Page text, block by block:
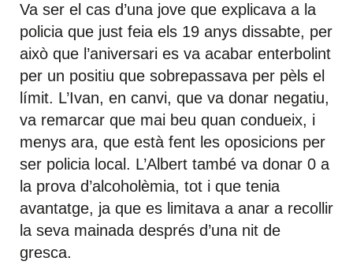
Va ser el cas d’una jove que explicava a la
policia que just feia els 19 anys dissabte, per
això que l’aniversari es va acabar enterbolint
per un positiu que sobrepassava per pèls el
límit. L’Ivan, en canvi, que va donar negatiu,
va remarcar que mai beu quan condueix, i
menys ara, que està fent les oposicions per
ser policia local. L’Albert també va donar 0 a
la prova d’alcoholèmia, tot i que tenia
avantatge, ja que es limitava a anar a recollir
la seva mainada després d’una nit de
gresca.